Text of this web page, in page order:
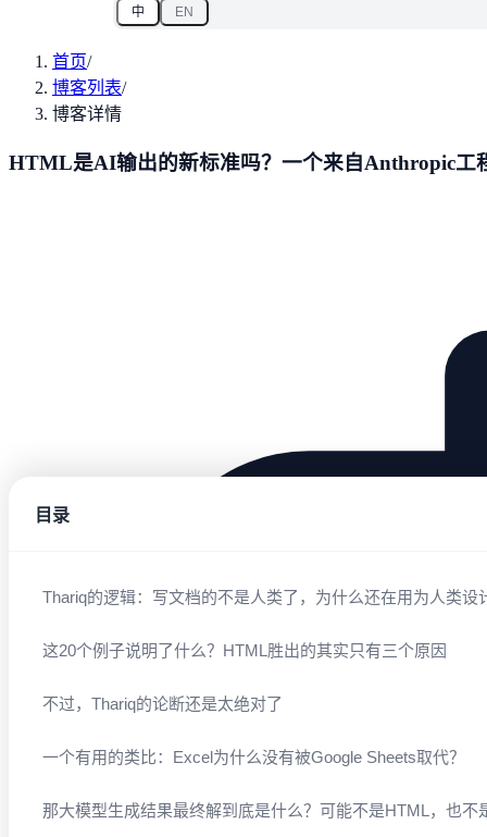
中 EN
目录
Thariq的逻辑：写文档的不是人类了，为什么还在用为人类设
这20个例子说明了什么？HTML胜出的其实只有三个原因
不过，Thariq的论断还是太绝对了
一个有用的类比：Excel为什么没有被Google Sheets取代？
那大模型生成结果最终解到底是什么？可能不是HTML，也不
首页/
博客列表/
博客详情
HTML是AI输出的新标准吗？一个来自Anthropic工